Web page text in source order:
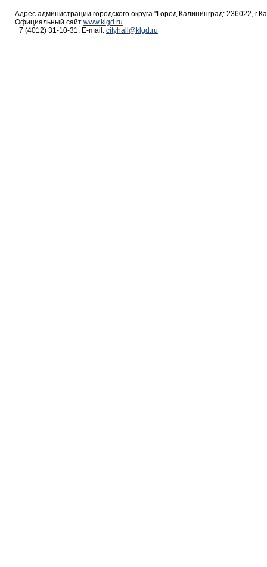
Адрес администрации городского округа "Город Калининград: 236022,
Официальный сайт www.klgd.ru
+7 (4012) 31-10-31, E-mail: cityhall@klgd.ru